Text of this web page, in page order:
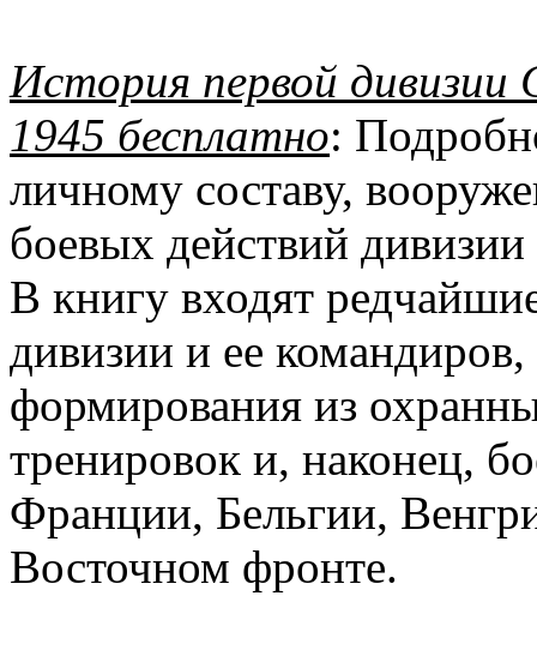
История первой
1945 бесплатно:
личному составу,
боевых действий
В книгу входят
дивизии и ее
формирования из
тренировок и, наконец,
Франции, Бельгии,
Восточном фронте.